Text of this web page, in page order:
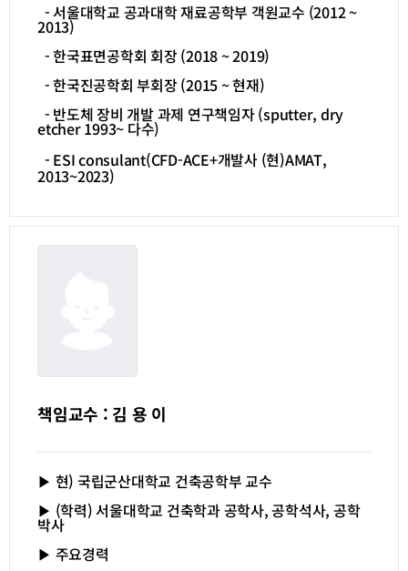
- 서울대학교 공과대학 재료공학부 객원교수 (2012 ~
2013)
- 한국표면공학회 회장 (2018 ~ 2019)
- 한국진공학회 부회장 (2015 ~ 현재)
- 반도체 장비 개발 과제 연구책임자 (sputter, dry
etcher 1993~ 다수)
- ESI consulant(CFD-ACE+개발사 (현)AMAT,
2013~2023)
책임교수 : 김 용 이
▶ 현) 국립군산대학교 건축공학부 교수
▶ (학력) 서울대학교 건축학과 공학사, 공학석사, 공학
박사
▶ 주요경력